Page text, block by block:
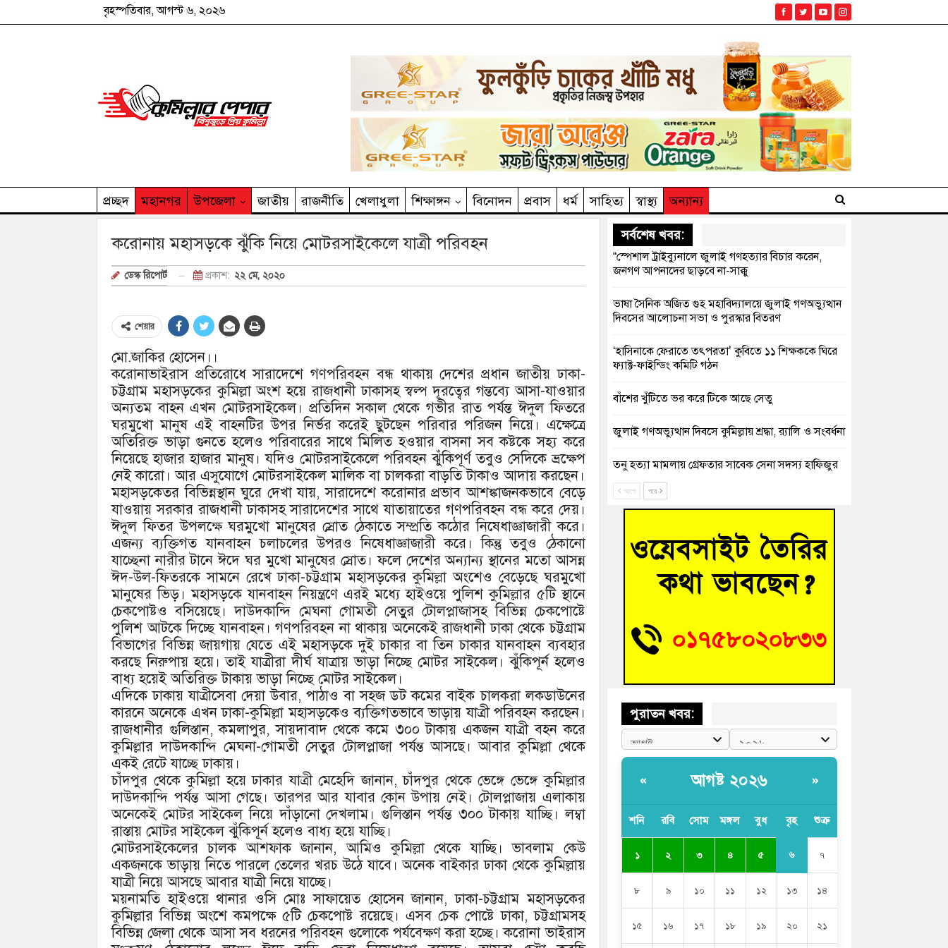
বৃহস্পতিবার, আগস্ট ৬, ২০২৬
প্রচ্ছদ মহানগর উপজেলা জাতীয় রাজনীতি খেলাধুলা শিক্ষাঙ্গন বিনোদন প্রবাস ধর্ম সাহিত‌্য স্বাস্থ্য
অন্যান্য
করোনায় মহাসড়কে ঝুঁকি নিয়ে মোটরসাইকেলে যাত্রী পরিবহন
ডেস্ক রিপোর্ট প্রকাশ: ২২ মে, ২০২০
শেয়ার
মো.জাকির হোসেন।।
করোনাভাইরাস প্রতিরোধে সারাদেশে গণপরিবহন বন্ধ থাকায় দেশের প্রধান জাতীয় ঢাকা-
চট্টগ্রাম মহাসড়কের কুমিল্লা অংশ হয়ে রাজধানী ঢাকাসহ স্বল্প দূরত্বের গন্তব্যে আসা-যাওয়ার
অন্যতম বাহন এখন মোটরসাইকেল। প্রতিদিন সকাল থেকে গভীর রাত পর্যন্ত ঈদুল ফিতরে
ঘরমুখো মানুষ এই বাহনটির উপর নির্ভর করেই ছুটছেন পরিবার পরিজন নিয়ে। এক্ষেত্রে
অতিরিক্ত ভাড়া গুনতে হলেও পরিবারের সাথে মিলিত হওয়ার বাসনা সব কষ্টকে সহ্য করে
নিয়েছে হাজার হাজার মানুষ। যদিও মোটরসাইকেলে পরিবহন ঝুঁকিপূর্ণ তবুও সেদিকে ভ্রক্ষেপ
নেই কারো। আর এসুযোগে মোটরসাইকেল মালিক বা চালকরা বাড়তি টাকাও আদায় করছেন।
মহাসড়কেতর বিভিন্নস্থান ঘুরে দেখা যায়, সারাদেশে করোনার প্রভাব আশঙ্কাজনকভাবে বেড়ে
যাওয়ায় সরকার রাজধানী ঢাকাসহ সারাদেশের সাথে যাতায়াতের গণপরিবহন বন্ধ করে দেয়।
ঈদুল ফিতর উপলক্ষে ঘরমুখো মানুষের স্রোত ঠেকাতে সম্প্রতি কঠোর নিষেধাজ্ঞাজারী করে।
এজন্য ব্যক্তিগত যানবাহন চলাচলের উপরও নিষেধাজ্ঞাজারী করে। কিন্তু তবুও ঠেকানো
যাচ্ছেনা নারীর টানে ঈদে ঘর মুখো মানুষের স্রোত। ফলে দেশের অন্যান্য স্থানের মতো আসন্ন
ঈদ-উল-ফিতরকে সামনে রেখে ঢাকা-চট্টগ্রাম মহাসড়কের কুমিল্লা অংশেও বেড়েছে ঘরমুখো
মানুষের ভিড়। মহাসড়কে যানবাহন নিয়ন্ত্রণে এরই মধ্যে হাইওয়ে পুলিশ কুমিল্লার ৫টি স্থানে
চেকপোষ্টও বসিয়েছে। দাউদকান্দি মেঘনা গোমতী সেতুুর টোলপ্লাজাসহ বিভিন্ন চেকপোষ্টে
পুলিশ আটকে দিচ্ছে যানবাহন। গণপরিবহন না থাকায় অনেকেই রাজধানী ঢাকা থেকে চট্টগ্রাম
বিভাগের বিভিন্ন জায়গায় যেতে এই মহাসড়কে দুই চাকার বা তিন চাকার যানবাহন ব্যবহার
করছে নিরুপায় হয়ে। তাই যাত্রীরা দীর্ঘ যাত্রায় ভাড়া নিচ্ছে মোটর সাইকেল। ঝুঁকিপূর্ন হলেও
বাধ্য হয়েই অতিরিক্ত টাকায় ভাড়া নিচ্ছে মোটর সাইকেল।
এদিকে ঢাকায় যাত্রীসেবা দেয়া উবার, পাঠাও বা সহজ ডট কমের বাইক চালকরা লকডাউনের
কারনে অনেকে এখন ঢাকা-কুমিল্লা মহাসড়কেও ব্যক্তিগতভাবে ভাড়ায় যাত্রী পরিবহন করছেন।
রাজধানীর গুলিস্তান, কমলাপুর, সায়দাবাদ থেকে কমে ৩০০ টাকায় একজন যাত্রী বহন করে
কুমিল্লার দাউদকান্দি মেঘনা-গোমতী সেতুর টোলপ্লাজা পর্যন্ত আসছে। আবার কুমিল্লা থেকে
একই রেটে যাচ্ছে ঢাকায়।
চাঁদপুর থেকে কুমিল্লা হয়ে ঢাকার যাত্রী মেহেদি জানান, চাঁদপুর থেকে ভেঙ্গে ভেঙ্গে কুমিল্লার
দাউদকান্দি পর্যন্ত আসা গেছে। তারপর আর যাবার কোন উপায় নেই। টোলপ্লাজায় এলাকায়
অনেকেই মোটর সাইকেল নিয়ে দাঁড়ানো দেখলাম। গুলিস্তান পর্যন্ত ৩০০ টাকায় যাচ্ছি। লম্বা
রাস্তায় মোটর সাইকেল ঝুঁকিপূর্ন হলেও বাধ্য হয়ে যাচ্ছি।
মোটরসাইকেলের চালক আশফাক জানান, আমিও কুমিল্লা থেকে যাচ্ছি। ভাবলাম কেউ
একজনকে ভাড়ায় নিতে পারলে তেলের খরচ উঠে যাবে। অনেক বাইকার ঢাকা থেকে কুমিল্লায়
যাত্রী নিয়ে আসছে আবার যাত্রী নিয়ে যাচ্ছে।
ময়নামতি হাইওয়ে থানার ওসি মোঃ সাফায়েত হোসেন জানান, ঢাকা-চট্টগ্রাম মহাসড়কের
কুমিল্লার বিভিন্ন অংশে কমপক্ষে ৫টি চেকপোষ্ট রয়েছে। এসব চেক পোষ্টে ঢাকা, চট্টগ্রামসহ
বিভিন্ন জেলা থেকে আসা সব ধরনের পরিবহন গুলোকে পর্যবেক্ষণ করা হচ্ছে। করোনা ভাইরাস
সর্বশেষ খবর:
“স্পেশাল ট্রাইব্যুনালে জুলাই গণহত্যার বিচার করেন,
জনগণ আপনাদের ছাড়বে না-সাক্কু
ভাষা সৈনিক অজিত গুহ মহাবিদ্যালয়ে জুলাই গণঅভ্যুত্থান
দিবসের আলোচনা সভা ও পুরস্কার বিতরণ
‘হাসিনাকে ফেরাতে তৎপরতা’ কুবিতে ১১ শিক্ষককে ঘিরে
ফ্যাক্ট-ফাইন্ডিং কমিটি গঠন
বাঁশের খুঁটিতে ভর করে টিকে আছে সেতু
জুলাই গণঅভ্যুত্থান দিবসে কুমিল্লায় শ্রদ্ধা, র‍্যালি ও সংবর্ধনা
তনু হত্যা মামলায় গ্রেফতার সাবেক সেনা সদস্য হাফিজুর
রহমান হাইকোর্টের জামিনে মুক্ত
আহত শিক্ষার্থীদের দেখতে গিয়ে মেডিকেলের ক্যান্টিনে
হোমনায় বিধবা নারীর জমি দখল ও জীবননাশের হুমকির
উদ্যোগ; ৯ সদস্যের কমিটি গঠন
বুড়িচংয়ে জুলাই গণঅভ্যুত্থান দিবস উদযাপন উপলক্ষে
আগে পরে
পুরাতন খবর:
« আগষ্ট ২০২৬ »
শনি রবি সোম মঙ্গল বুধ বৃহ শুক্র
১ ২ ৩ ৪ ৫ ৬ ৭
৮ ৯ ১০ ১১ ১২ ১৩ ১৪
১৫ ১৬ ১৭ ১৮ ১৯ ২০ ২১